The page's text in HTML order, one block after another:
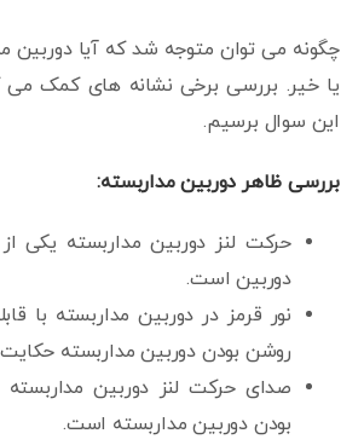
چگونه می توان متوجه شد که آیا دوربین
یا خیر. بررسی برخی نشانه های کمک می
این سوال برسیم.
بررسی ظاهر دوربین مداربسته:
حرکت لنز دوربین مداربسته یکی
دوربین است.
نور قرمز در دوربین مداربسته با
روشن بودن دوربین مداربسته حکایت
صدای حرکت لنز دوربین
بودن دوربین مداربسته است.